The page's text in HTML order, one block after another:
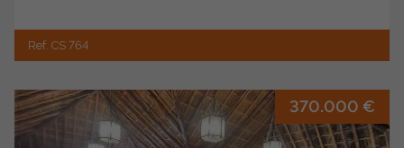
Ref. CS 764
370.000 €